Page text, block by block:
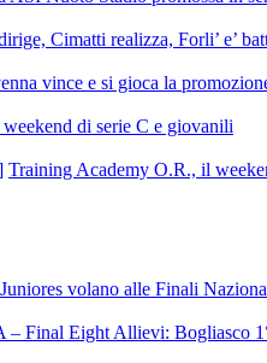
Cimatti realizza, Forli’ e’
vince e si gioca la
di serie C e giovanili
Training Academy O.R., il
volano alle Finali
– Final Eight Allievi: Bogliasco